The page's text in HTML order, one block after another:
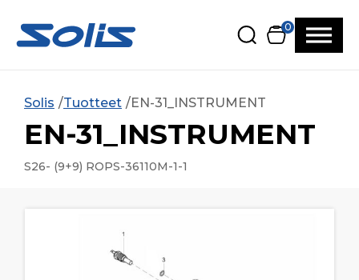
0
Solis Tuotteet EN-31_INSTRUMENT
EN-31_INSTRUMENT
S26- (9+9) ROPS-36110M-1-1